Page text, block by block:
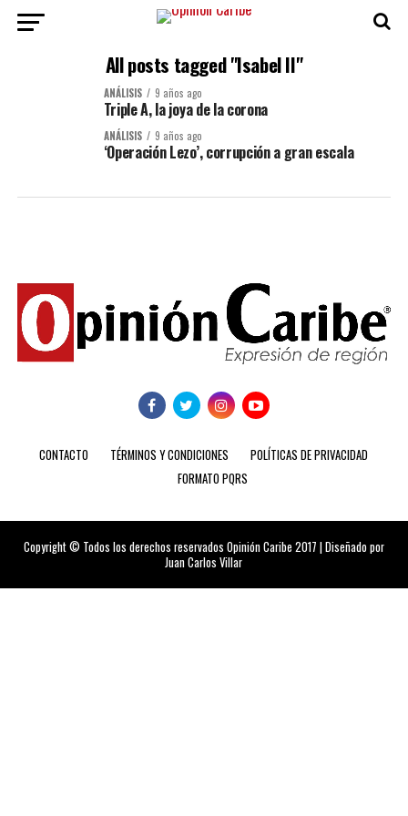
All posts tagged "Isabel II"
ANÁLISIS 9 años ago
Triple A, la joya de la corona
ANÁLISIS 9 años ago
‘Operación Lezo’, corrupción a gran escala
CONTACTO TÉRMINOS Y CONDICIONES
POLÍTICAS DE PRIVACIDAD
FORMATO PQRS
Copyright © Todos los derechos reservados Opinión Caribe 2017 | Diseñado por
Juan Carlos Villar